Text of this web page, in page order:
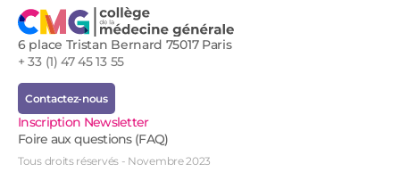
6 place Tristan Bernard 75017 Paris
+ 33 (1) 47 45 13 55
Contactez-nous
Inscription Newsletter
Foire aux questions (FAQ)
Tous droits réservés - Novembre 2023